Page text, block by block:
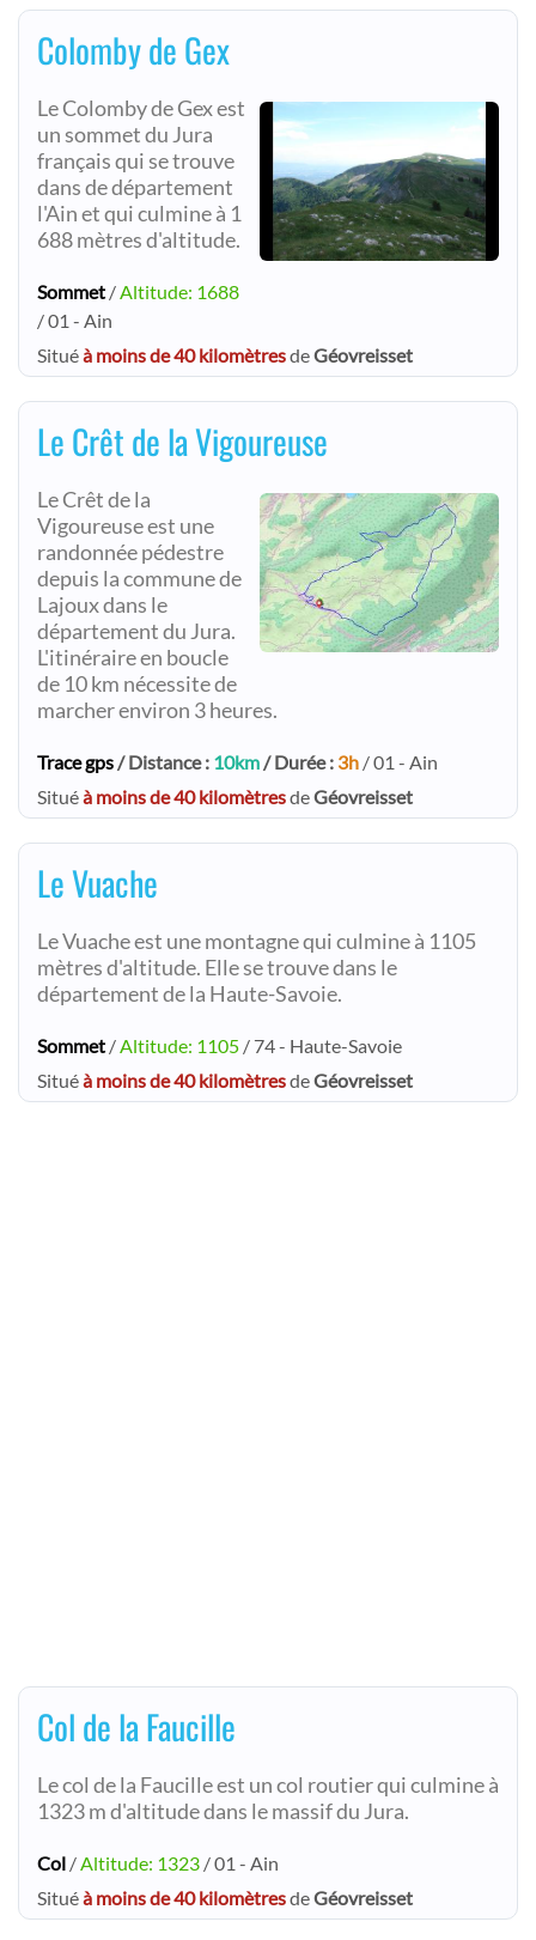
Colomby de Gex
Le Colomby de Gex est
un sommet du Jura
français qui se trouve
dans de département
l'Ain et qui culmine à 1
688 mètres d'altitude.
Sommet /Altitude: 1688
/ 01 - Ain
Situéà moins de 40 kilomètresdeGéovreisset
Le Crêt de la Vigoureuse
Le Crêt de la
Vigoureuse est une
randonnée pédestre
depuis la commune de
Lajoux dans le
département du Jura.
L'itinéraire en boucle
de 10 km nécessite de
marcher environ 3 heures.
Trace gps/ Distance : 10km/ Durée : 3h / 01 - Ain
Situéà moins de 40 kilomètresdeGéovreisset
Le Vuache
Le Vuache est une montagne qui culmine à 1105
mètres d'altitude. Elle se trouve dans le
département de la Haute-Savoie.
Sommet /Altitude: 1105 / 74 - Haute-Savoie
Situéà moins de 40 kilomètresdeGéovreisset
Col de la Faucille
Le col de la Faucille est un col routier qui culmine à
1323 m d'altitude dans le massif du Jura.
Col /Altitude: 1323 / 01 - Ain
Situéà moins de 40 kilomètresdeGéovreisset